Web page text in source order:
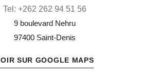
Tel: +262 262 94 51 56
9 boulevard Nehru
97400 Saint-Denis
SUR GOOGLE MAPS